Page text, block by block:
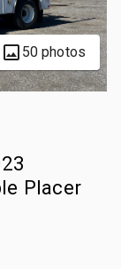
50 photos
Placer